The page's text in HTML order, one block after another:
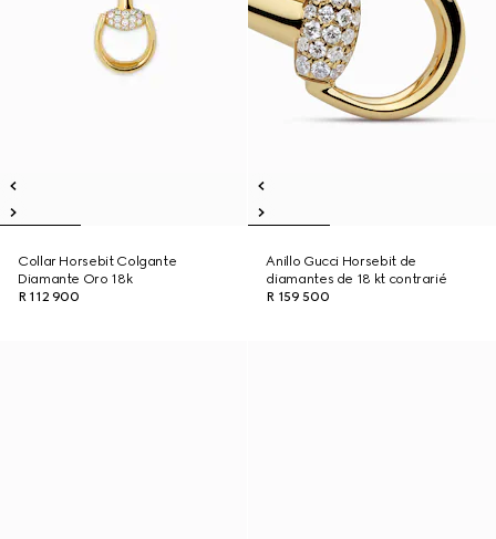
Collar Horsebit Colgante
Diamante Oro 18k
R 112 900
Anillo Gucci Horsebit de
diamantes de 18 kt contrarié
R 159 500